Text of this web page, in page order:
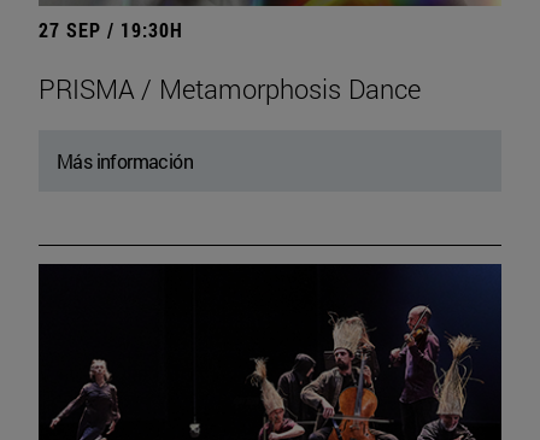
27 SEP / 19:30H
PRISMA / Metamorphosis Dance
Más información